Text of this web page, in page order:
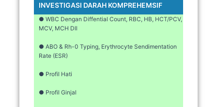
INVESTIGASI DARAH KOMPREHEMSIF
● WBC Dengan Diffential Count, RBC, HB, HCT/PCV,
MCV, MCH Dll
● ABO & Rh-0 Typing, Erythrocyte Sendimentation
Rate (ESR)
● Profil Hati
● Profil Ginjal